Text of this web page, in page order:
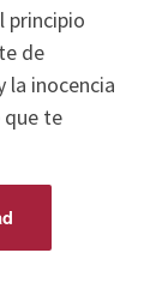
principio
de
la inocencia
que te